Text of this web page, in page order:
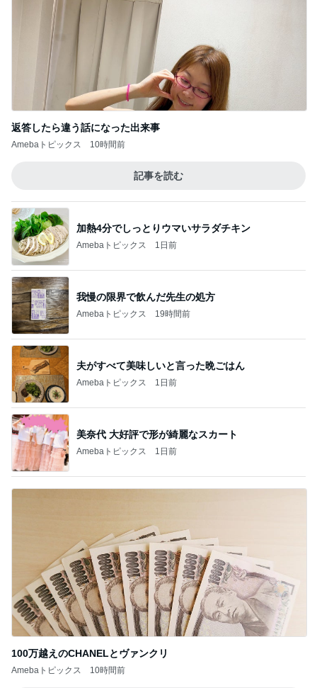
返答したら違う話になった出来事
Amebaトピックス 10時間前
記事を読む
加熱4分でしっとりウマいサラダチキン
Amebaトピックス 1日前
我慢の限界で飲んだ先生の処方
Amebaトピックス 19時間前
夫がすべて美味しいと言った晩ごはん
Amebaトピックス 1日前
美奈代 大好評で形が綺麗なスカート
Amebaトピックス 1日前
100万越えのCHANELとヴァンクリ
Amebaトピックス 10時間前